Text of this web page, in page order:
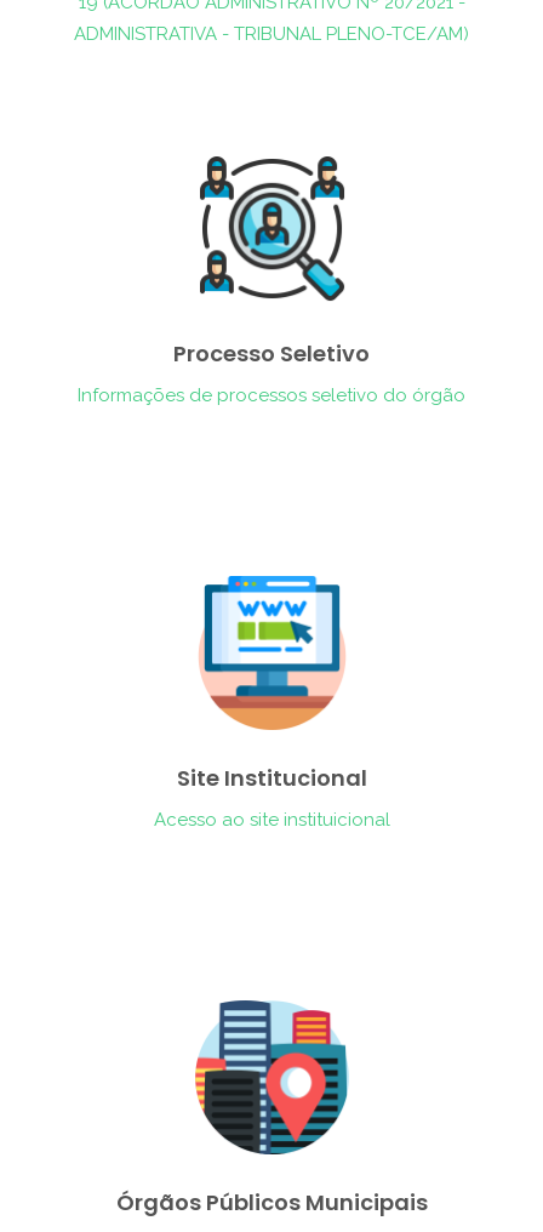
ADMINISTRATIVA - TRIBUNAL PLENO-TCE/AM)
Processo Seletivo
Informações de processos seletivo do órgão
Site Institucional
Acesso ao site instituicional
Órgãos Públicos Municipais